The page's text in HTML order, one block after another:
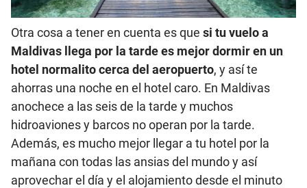
Otra cosa a tener en cuenta es que si tu vuelo a
Maldivas llega por la tarde es mejor dormir en un
hotel normalito cerca del aeropuerto, y así te
ahorras una noche en el hotel caro. En Maldivas
anochece a las seis de la tarde y muchos
hidroaviones y barcos no operan por la tarde.
Además, es mucho mejor llegar a tu hotel por la
mañana con todas las ansias del mundo y así
aprovechar el día y el alojamiento desde el minuto